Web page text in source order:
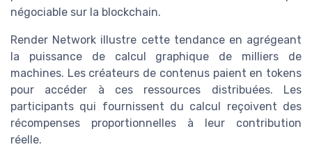
négociable sur la blockchain.
Render Network illustre cette tendance en agrégeant
la puissance de calcul graphique de milliers de
machines. Les créateurs de contenus paient en tokens
pour accéder à ces ressources distribuées. Les
participants qui fournissent du calcul reçoivent des
récompenses proportionnelles à leur contribution
réelle.